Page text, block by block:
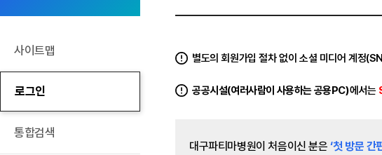
사이트맵
로그인
통합검색
별도의 회원가입 절차 없이 소셜 미디어 계정
공공시설(여러사람이 사용하는 공용PC)에서는
대구파티마병원이 처음이신 분은‘첫 방문 간